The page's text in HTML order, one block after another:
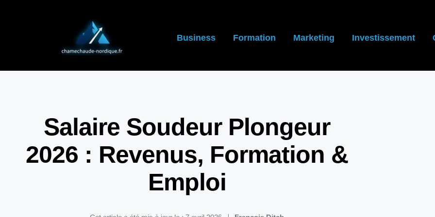
Business Formation Marketing Investissement
Salaire Soudeur Plongeur
2026 : Revenus, Formation &
Emploi